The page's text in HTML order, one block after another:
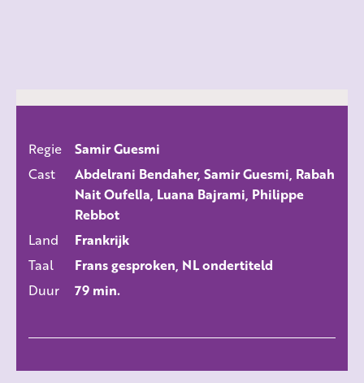
Regie
Samir Guesmi
Cast
Abdelrani Bendaher, Samir Guesmi, Rabah
Nait Oufella, Luana Bajrami, Philippe
Rebbot
Land
Frankrijk
Taal
Frans gesproken, NL ondertiteld
Duur
79 min.